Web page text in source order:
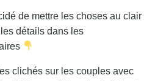
de mettre les choses au clair
détails dans les
clichés sur les couples avec